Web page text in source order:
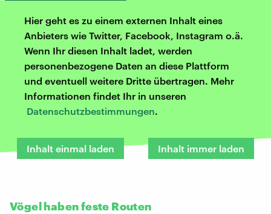
Hier geht es zu einem externen Inhalt eines
Anbieters wie Twitter, Facebook, Instagram o.ä.
Wenn Ihr diesen Inhalt ladet, werden
personenbezogene Daten an diese Plattform
und eventuell weitere Dritte übertragen. Mehr
Informationen findet Ihr in unseren
Datenschutzbestimmungen.
Inhalt einmal laden Inhalt immer laden
Vögel haben feste Routen